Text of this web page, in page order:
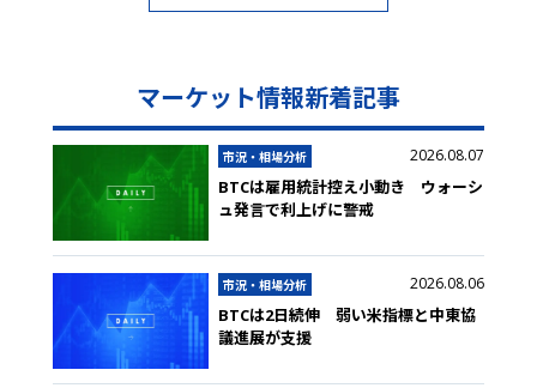
マーケット情報新着記事
市況・相場分析 2026.08.07
BTCは雇用統計控え小動き ウォーシ
ュ発言で利上げに警戒
市況・相場分析 2026.08.06
BTCは2日続伸 弱い米指標と中東協
議進展が支援